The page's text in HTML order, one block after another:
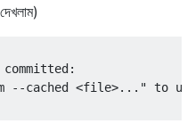
--cached <file>..." to